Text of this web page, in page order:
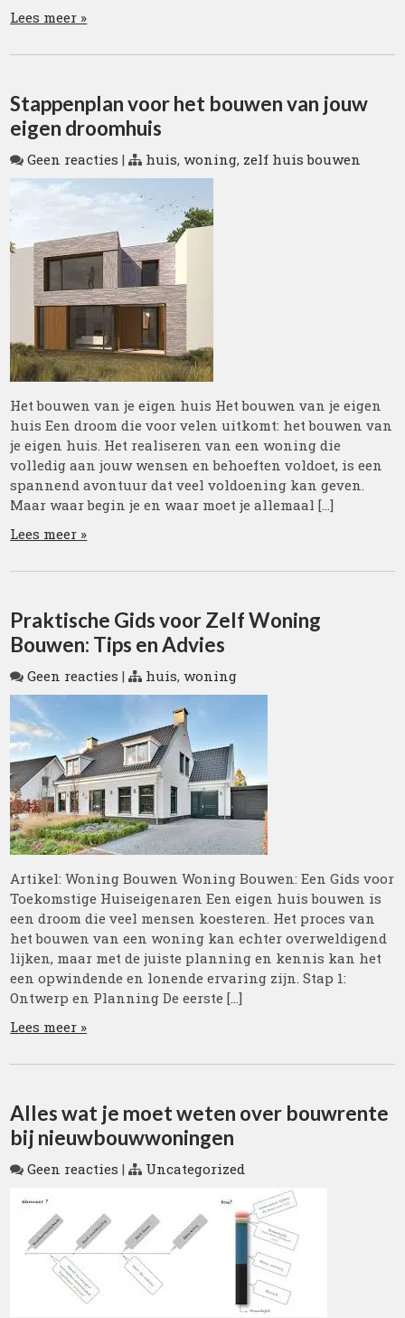
Lees meer »
Stappenplan voor het bouwen van jouw
eigen droomhuis
Geen reacties | huis,woning, zelf huis bouwen
Het bouwen van je eigen huis Het bouwen van je eigen
huis Een droom die voor velen uitkomt: het bouwen van
je eigen huis. Het realiseren van een woning die
volledig aan jouw wensen en behoeften voldoet, is een
spannend avontuur dat veel voldoening kan geven.
Maar waar begin je en waar moet je allemaal […]
Lees meer »
Praktische Gids voor Zelf Woning
Bouwen: Tips en Advies
Geen reacties | huis,woning
Artikel: Woning Bouwen Woning Bouwen: Een Gids voor
Toekomstige Huiseigenaren Een eigen huis bouwen is
een droom die veel mensen koesteren. Het proces van
het bouwen van een woning kan echter overweldigend
lijken, maar met de juiste planning en kennis kan het
een opwindende en lonende ervaring zijn. Stap 1:
Ontwerp en Planning De eerste […]
Lees meer »
Alles wat je moet weten over bouwrente
bij nieuwbouwwoningen
Geen reacties | Uncategorized